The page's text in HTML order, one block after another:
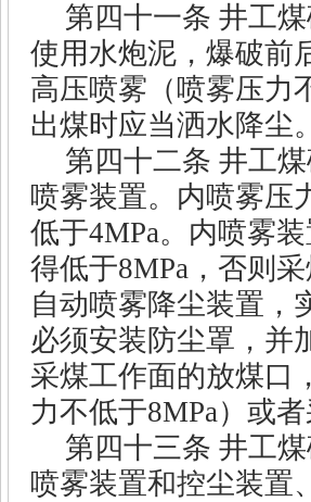
第四十一条 井工
使用水炮泥，爆破前
高压喷雾（喷雾压力
出煤时应当洒水降尘。
第四十二条 井工
喷雾装置。内喷雾压
低于4MPa。内喷雾
得低于8MPa ，否则
自动喷雾降尘装置，
必须安装防尘罩，并
采煤工作面的放煤口
力不低于8MPa）或
第四十三条 井工
喷雾装置和控尘装置